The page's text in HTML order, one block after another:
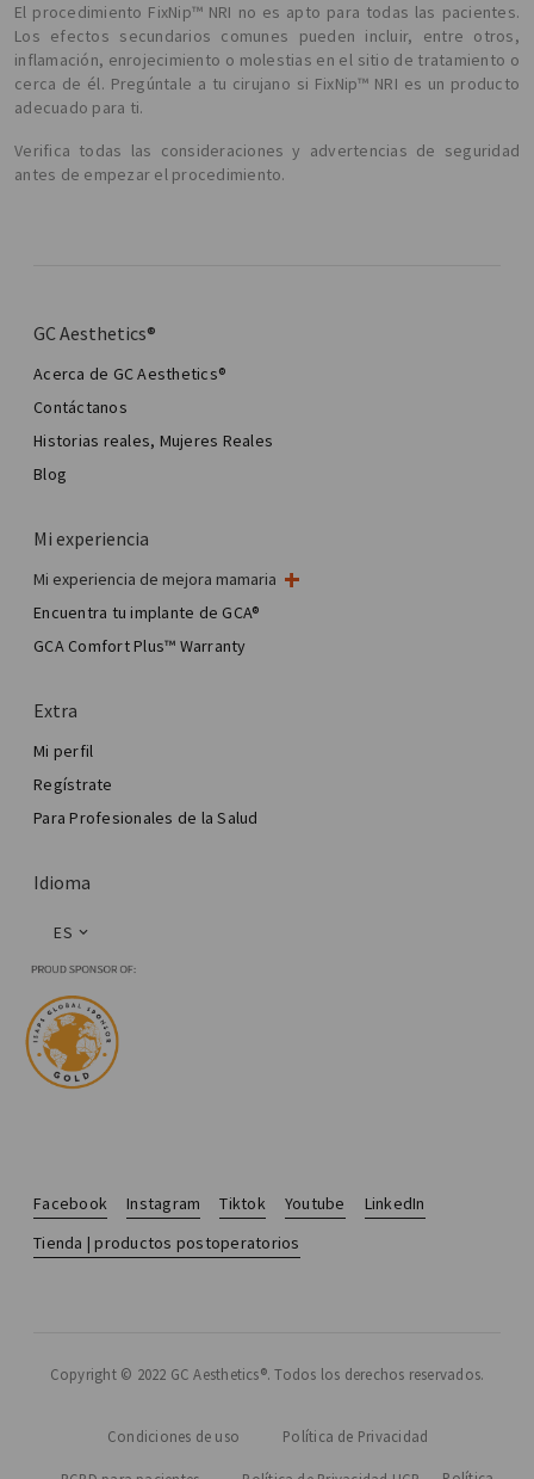
El procedimiento FixNip™ NRI no es apto para todas las pacientes.
Los efectos secundarios comunes pueden incluir, entre otros,
inflamación, enrojecimiento o molestias en el sitio de tratamiento o
cerca de él. Pregúntale a tu cirujano si FixNip™ NRI es un producto
adecuado para ti.
Verifica todas las consideraciones y advertencias de seguridad
antes de empezar el procedimiento.
GC Aesthetics®
Acerca de GC Aesthetics®
Contáctanos
Historias reales, Mujeres Reales
Blog
Mi experiencia
Mi experiencia de mejora mamaria
Mi cirugía de mama
Cirugía estética mamaria
Total Breast Reconstruction™
Encuentra tu implante de GCA®
GCA Comfort Plus™ Warranty
Extra
Mi perfil
Regístrate
Para Profesionales de la Salud
Idioma
ES
Facebook Instagram Tiktok Youtube
LinkedIn
Tienda | productos postoperatorios
Copyright © 2022 GC Aesthetics®. Todos los derechos reservados.
Condiciones de uso Política de Privacidad